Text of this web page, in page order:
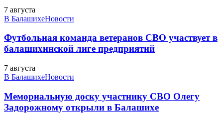
7 августа
В БалашихеНовости
Футбольная команда ветеранов СВО участвует в
балашихинской лиге предприятий
7 августа
В БалашихеНовости
Мемориальную доску участнику СВО Олегу
Задорожному открыли в Балашихе